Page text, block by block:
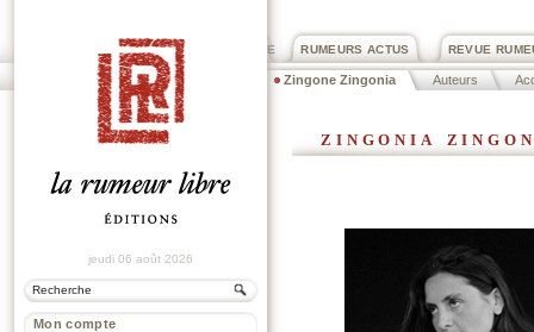
REVUE
RUMEURS ACTUS
PRIX ROGER DEXTRE
Zingone Zingonia Auteurs
jeudi 06 août 2026
Mon compte
zingonia